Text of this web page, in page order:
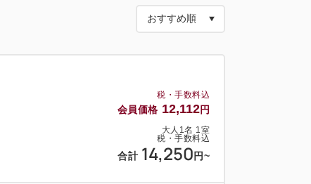
税・手数料込
会員価格 12,112円
大人 1名 1室
税・手数料込
合計 14,250 円~